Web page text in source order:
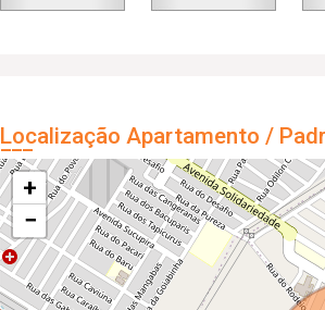
Localização Apartamento /
+
−